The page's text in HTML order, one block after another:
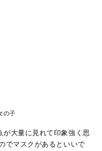
の子
大量に見れて印象強く思
でマスクがあるといいで